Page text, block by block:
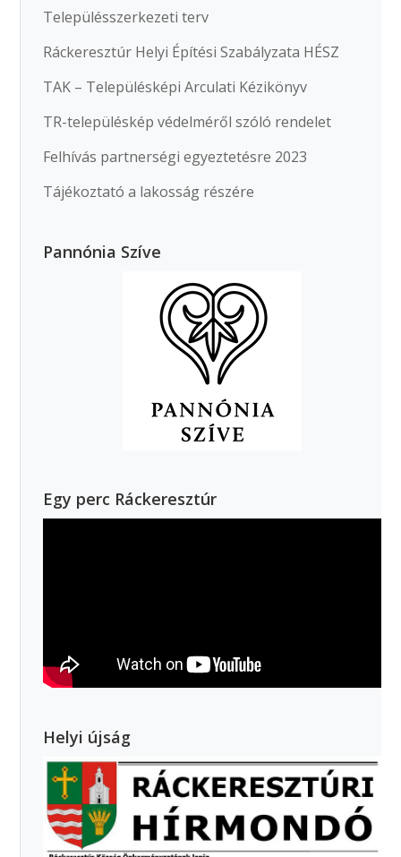
Településszerkezeti terv
Ráckeresztúr Helyi Építési Szabályzata HÉSZ
TAK – Településképi Arculati Kézikönyv
TR-településkép védelméről szóló rendelet
Felhívás partnerségi egyeztetésre 2023
Tájékoztató a lakosság részére
Pannónia Szíve
Egy perc Ráckeresztúr
Helyi újság